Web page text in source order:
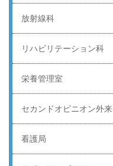
放射線科
リハビリテーション科
栄養管理室
セカンドオピニオン外来
看護局